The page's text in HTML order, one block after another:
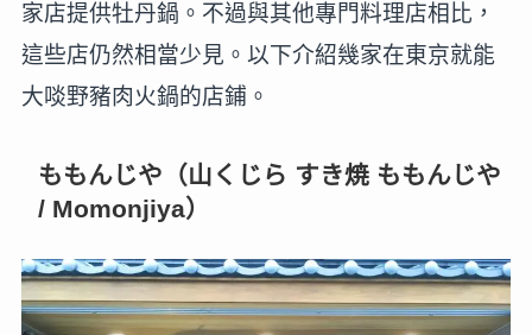
家店提供牡丹鍋。不過與其他專門料理店相比，
這些店仍然相當少見。以下介紹幾家在東京就能
大啖野豬肉火鍋的店鋪。
ももんじや（山くじら すき焼 ももんじや
/ Momonjiya）